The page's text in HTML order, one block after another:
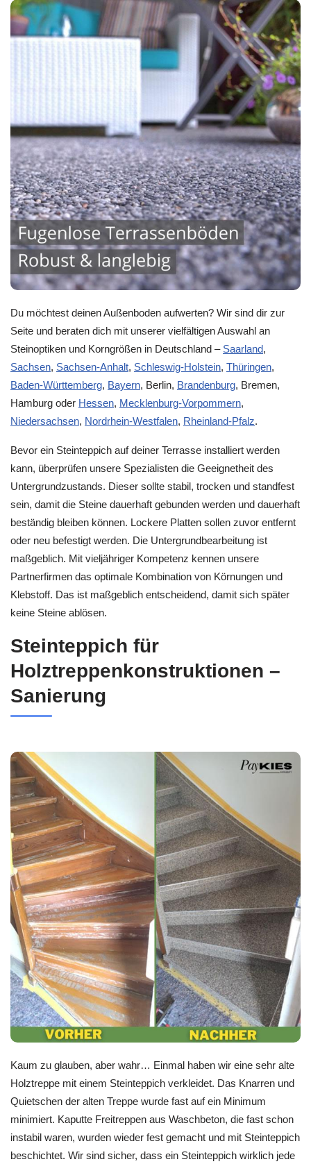
Du möchtest deinen Außenboden aufwerten? Wir sind dir zur
Seite und beraten dich mit unserer vielfältigen Auswahl an
Steinoptiken und Korngrößen in Deutschland – Saarland,
Sachsen, Sachsen-Anhalt, Schleswig-Holstein, Thüringen,
Baden-Württemberg, Bayern, Berlin, Brandenburg, Bremen,
Hamburg oder Hessen, Mecklenburg-Vorpommern,
Niedersachsen, Nordrhein-Westfalen, Rheinland-Pfalz.
Bevor ein Steinteppich auf deiner Terrasse installiert werden
kann, überprüfen unsere Spezialisten die Geeignetheit des
Untergrundzustands. Dieser sollte stabil, trocken und standfest
sein, damit die Steine dauerhaft gebunden werden und dauerhaft
beständig bleiben können. Lockere Platten sollen zuvor entfernt
oder neu befestigt werden. Die Untergrundbearbeitung ist
maßgeblich. Mit vieljähriger Kompetenz kennen unsere
Partnerfirmen das optimale Kombination von Körnungen und
Klebstoff. Das ist maßgeblich entscheidend, damit sich später
keine Steine ablösen.
Steinteppich für
Holztreppenkonstruktionen –
Sanierung
Kaum zu glauben, aber wahr… Einmal haben wir eine sehr alte
Holztreppe mit einem Steinteppich verkleidet. Das Knarren und
Quietschen der alten Treppe wurde fast auf ein Minimum
minimiert. Kaputte Freitreppen aus Waschbeton, die fast schon
instabil waren, wurden wieder fest gemacht und mit Steinteppich
beschichtet. Wir sind sicher, dass ein Steinteppich wirklich jede